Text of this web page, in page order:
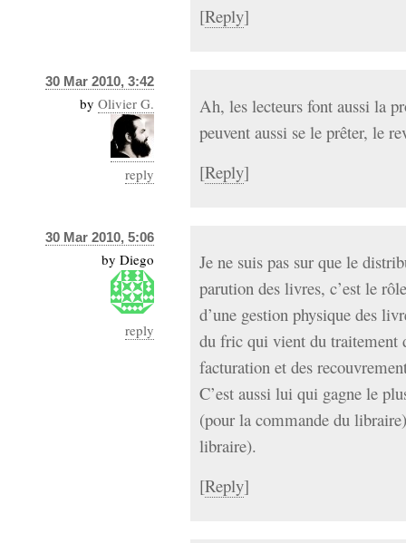
[Reply]
30 Mar 2010, 3:42
by Olivier G.
reply
Ah, les lecteurs font aussi la
peuvent aussi se le prêter, le
[Reply]
30 Mar 2010, 5:06
by Diego
reply
Je ne suis pas sur que le
parution des livres, c’est le
d’une gestion physique des
du fric qui vient du traitement
facturation et des
C’est aussi lui qui gagne le
(pour la commande du
libraire).
[Reply]